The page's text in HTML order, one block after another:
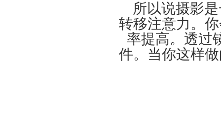
所以说摄影是
转移注意力。
率提高。透过
件。当你这样